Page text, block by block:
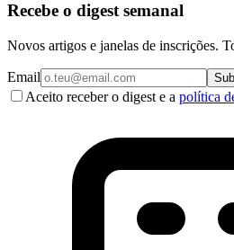
Recebe o digest semanal
Novos artigos e janelas de inscrições.
Email
Aceito receber o digest e a política